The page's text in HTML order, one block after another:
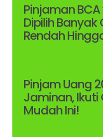
Pinjaman
Dipilih Banyak
Rendah
Pinjam Uang
Jaminan,
Mudah Ini!